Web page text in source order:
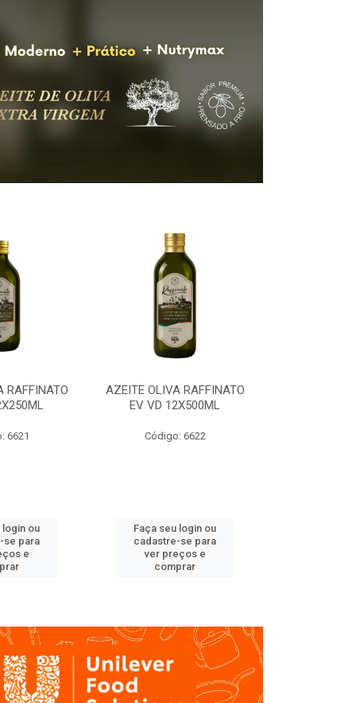
RAFFINATO
6621
login ou
se para
e
AZEITE OLIVA RAFFINATO
EV VD 12X500ML
Código: 6622
Faça seu login ou
cadastre-se para
ver preços e
comprar